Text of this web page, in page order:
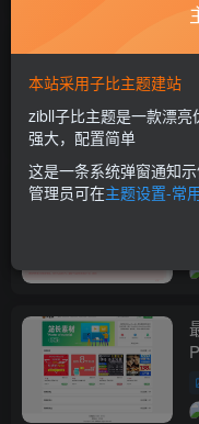
本站采用子比主题建站
zibll子比主题是一款漂
强大，配置简单
这是一条系统弹窗通知
管理员可在主题设置-常